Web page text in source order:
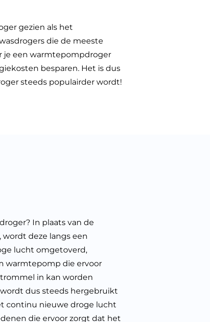
gezien als het
die de meeste
je een warmtepompdroger
besparen. Het is dus
steeds populairder wordt!
In plaats van de
deze langs een
lucht omgetoverd,
warmtepomp die ervoor
in kan worden
dus steeds hergebruikt
continu nieuwe droge lucht
die ervoor zorgt dat het